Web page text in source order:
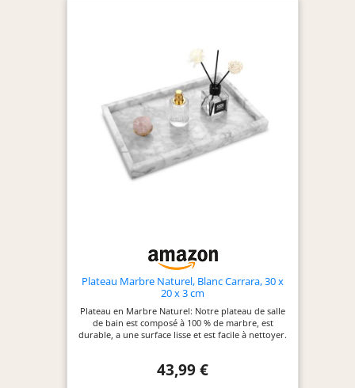
et sa surface méticuleusement polie, ce plateau
dégage une élégance discrète. Son style polyvalent
s'harmonise avec un large éventail de styles
d'intérieur, du moderne et minimaliste au
classique et rustique Base en Silicone
Antidérapante: Le marbre massif confère au
plateau une excellente stabilité. Les 4 patins en
silicone antidérapants situés sur la base évitent les
rayures et le maintiennent fermement en place,
même sur des surfaces lisses comme le verre ou le
bois poli Facile à Nettoyer: Il est très simple de
garder ce plateau en marbre comme neuf. Il suffit
Plateau Marbre Naturel, Blanc Carrara, 30 x
20 x 3 cm
Plateau en Marbre Naturel: Notre plateau de salle
de bain est composé à 100 % de marbre, est
durable, a une surface lisse et est facile à nettoyer.
maquillage 30 x 20 x 3 cm convient à différents
43,99 €